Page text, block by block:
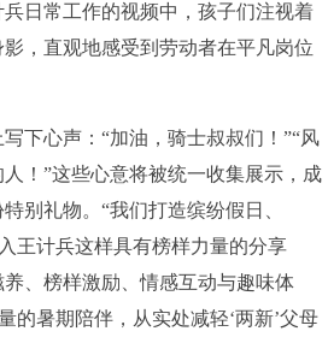
日常工作的视频中，孩子们注视着
，直观地感受到劳动者在平凡岗位
心声：“加油，骑士叔叔们！”“风
！”这些心意将被统一收集展示，成
别礼物。“我们打造缤纷假日、
王计兵这样具有榜样力量的分享
、榜样激励、情感互动与趣味体
的暑期陪伴，从实处减轻‘两新’父母